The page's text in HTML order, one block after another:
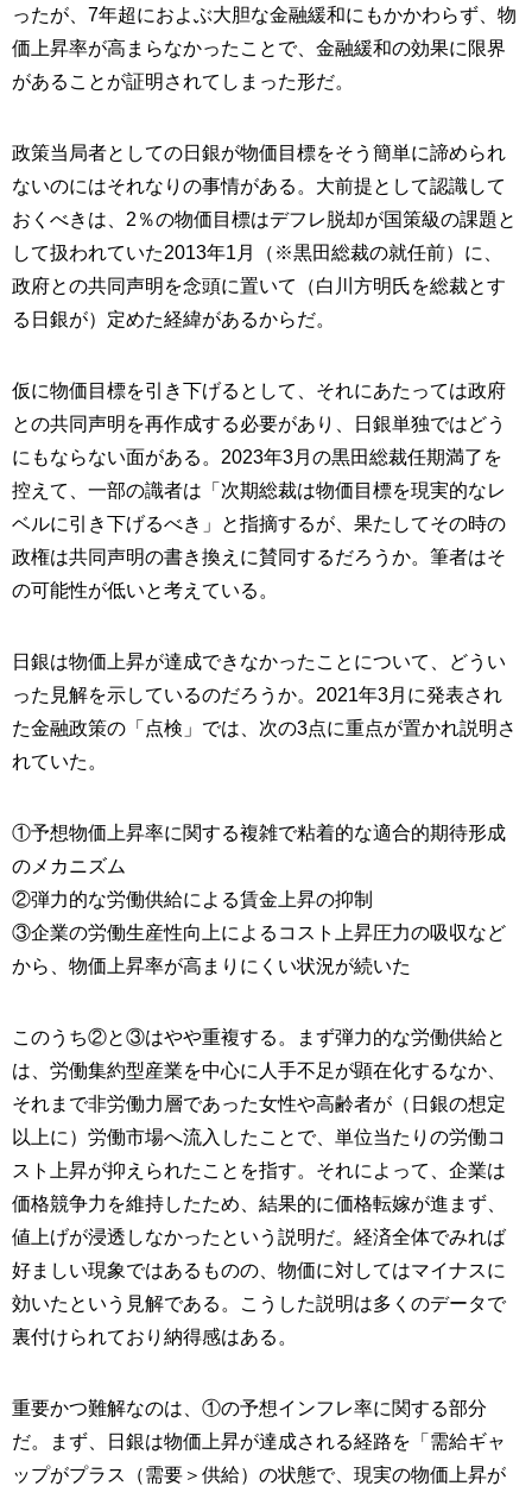
ったが、7年超におよぶ大胆な金融緩和にもかかわらず、物
価上昇率が高まらなかったことで、金融緩和の効果に限界
があることが証明されてしまった形だ。
政策当局者としての日銀が物価目標をそう簡単に諦められ
ないのにはそれなりの事情がある。大前提として認識して
おくべきは、2％の物価目標はデフレ脱却が国策級の課題と
して扱われていた2013年1月（※黒田総裁の就任前）に、
政府との共同声明を念頭に置いて（白川方明氏を総裁とす
る日銀が）定めた経緯があるからだ。
仮に物価目標を引き下げるとして、それにあたっては政府
との共同声明を再作成する必要があり、日銀単独ではどう
にもならない面がある。2023年3月の黒田総裁任期満了を
控えて、一部の識者は「次期総裁は物価目標を現実的なレ
ベルに引き下げるべき」と指摘するが、果たしてその時の
政権は共同声明の書き換えに賛同するだろうか。筆者はそ
の可能性が低いと考えている。
日銀は物価上昇が達成できなかったことについて、どうい
った見解を示しているのだろうか。2021年3月に発表され
た金融政策の「点検」では、次の3点に重点が置かれ説明さ
れていた。
①予想物価上昇率に関する複雑で粘着的な適合的期待形成
のメカニズム
②弾力的な労働供給による賃金上昇の抑制
③企業の労働生産性向上によるコスト上昇圧力の吸収など
から、物価上昇率が高まりにくい状況が続いた
このうち②と③はやや重複する。まず弾力的な労働供給と
は、労働集約型産業を中心に人手不足が顕在化するなか、
それまで非労働力層であった女性や高齢者が（日銀の想定
以上に）労働市場へ流入したことで、単位当たりの労働コ
スト上昇が抑えられたことを指す。それによって、企業は
価格競争力を維持したため、結果的に価格転嫁が進まず、
値上げが浸透しなかったという説明だ。経済全体でみれば
好ましい現象ではあるものの、物価に対してはマイナスに
効いたという見解である。こうした説明は多くのデータで
裏付けられており納得感はある。
重要かつ難解なのは、①の予想インフレ率に関する部分
だ。まず、日銀は物価上昇が達成される経路を「需給ギャ
ップがプラス（需要＞供給）の状態で、現実の物価上昇が